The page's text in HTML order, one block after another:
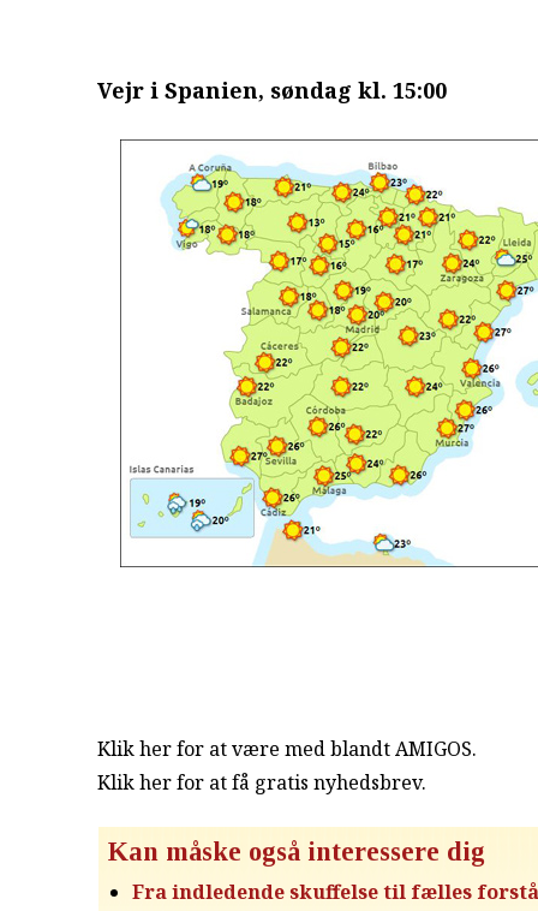
Vejr i Spanien, søndag kl. 15:00
Klik her for at være med blandt AMIGOS.
Klik her for at få gratis nyhedsbrev.
Kan måske også interessere dig
Fra indledende skuffelse til fælles